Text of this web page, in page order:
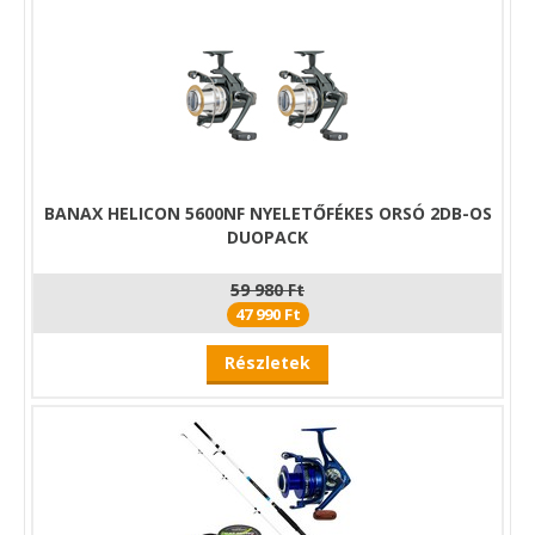
BANAX HELICON 5600NF NYELETŐFÉKES ORSÓ 2DB-OS
DUOPACK
59 980 Ft
47 990 Ft
Részletek